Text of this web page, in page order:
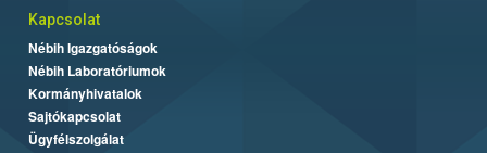
Kapcsolat
Nébih Igazgatóságok
Nébih Laboratóriumok
Kormányhivatalok
Sajtókapcsolat
Ügyfélszolgálat